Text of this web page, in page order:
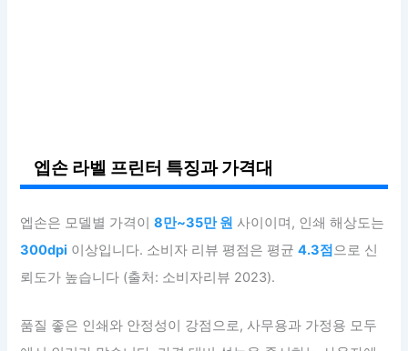
엡손 라벨 프린터 특징과 가격대
엡손은 모델별 가격이8만~35만 원 사이이며, 인쇄 해상도는
300dpi 이상입니다. 소비자 리뷰 평점은 평균4.3점으로 신
뢰도가 높습니다 (출처: 소비자리뷰 2023).
품질 좋은 인쇄와 안정성이 강점으로, 사무용과 가정용 모두